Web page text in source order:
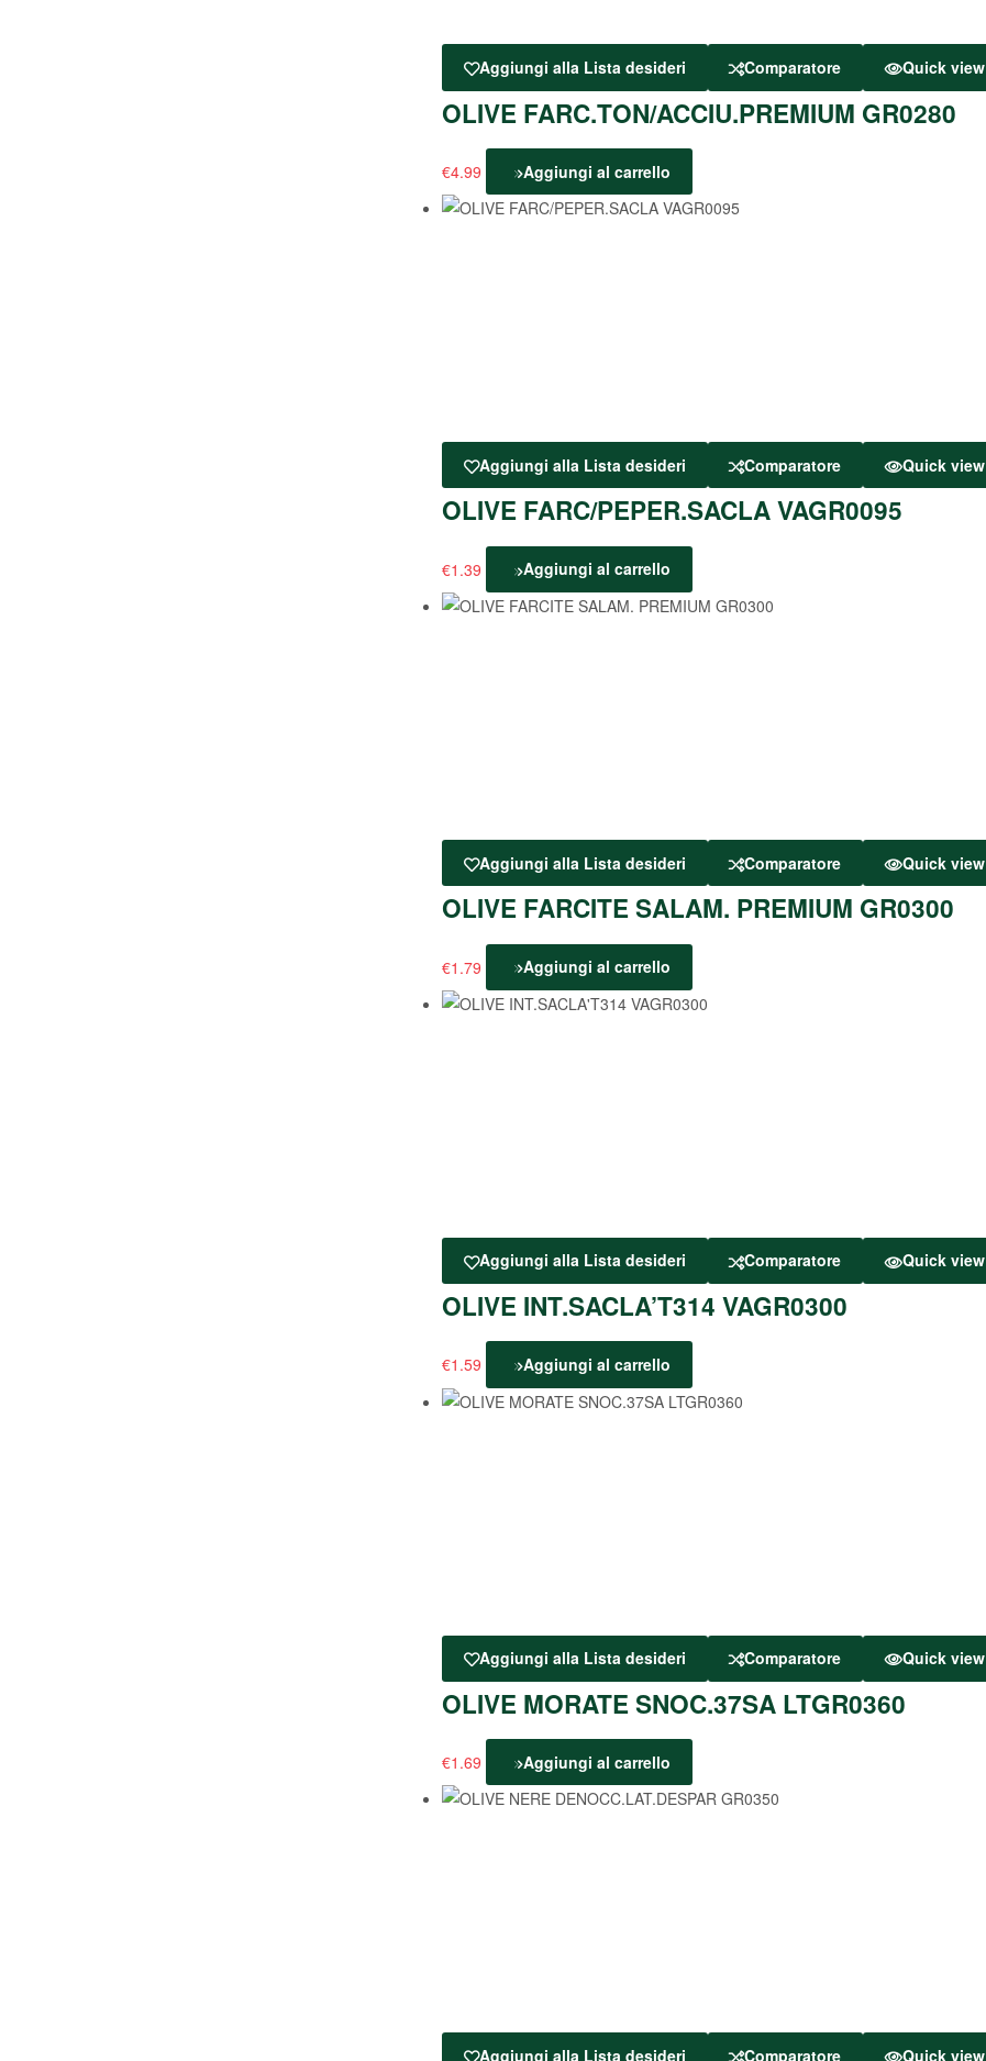
Aggiungi alla Lista desideri Comparatore Quick view
OLIVE FARC.TON/ACCIU.PREMIUM GR0280
€4.99 Aggiungi al carrello
Aggiungi alla Lista desideri Comparatore Quick view
OLIVE FARC/PEPER.SACLA VAGR0095
€1.39 Aggiungi al carrello
Aggiungi alla Lista desideri Comparatore Quick view
OLIVE FARCITE SALAM. PREMIUM GR0300
€1.79 Aggiungi al carrello
Aggiungi alla Lista desideri Comparatore Quick view
OLIVE INT.SACLA’T314 VAGR0300
€1.59 Aggiungi al carrello
Aggiungi alla Lista desideri Comparatore Quick view
OLIVE MORATE SNOC.37SA LTGR0360
€1.69 Aggiungi al carrello
Aggiungi alla Lista desideri Comparatore Quick view